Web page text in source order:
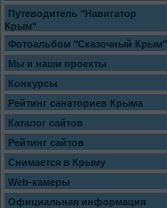
Путеводитель "Навигатор
Крым"
Фотоальбом "Сказочный Крым"
Мы и наши проекты
Конкурсы
Рейтинг санаториев Крыма
Каталог сайтов
Рейтинг сайтов
Снимается в Крыму
Web-камеры
Официальная информация